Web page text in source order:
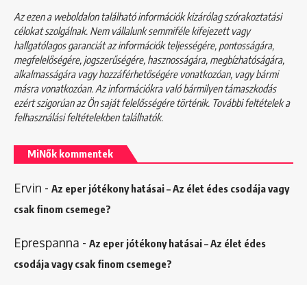
Az ezen a weboldalon található információk kizárólag szórakoztatási
célokat szolgálnak. Nem vállalunk semmiféle kifejezett vagy
hallgatólagos garanciát az információk teljességére, pontosságára,
megfelelőségére, jogszerűségére, hasznosságára, megbízhatóságára,
alkalmasságára vagy hozzáférhetőségére vonatkozóan, vagy bármi
másra vonatkozóan. Az információkra való bármilyen támaszkodás
ezért szigorúan az Ön saját felelősségére történik. További feltételek a
felhasználási feltételekbentalálhatók.
MiNők kommentek
Ervin - Az eper jótékony hatásai – Az élet édes csodája vagy
csak finom csemege?
Eprespanna - Az eper jótékony hatásai – Az élet édes
csodája vagy csak finom csemege?